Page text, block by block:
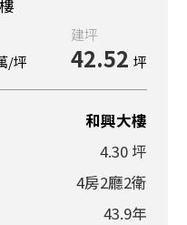
/坪
建坪
42.52 坪
和興大樓
4.30 坪
4房2廳2衛
43.9年